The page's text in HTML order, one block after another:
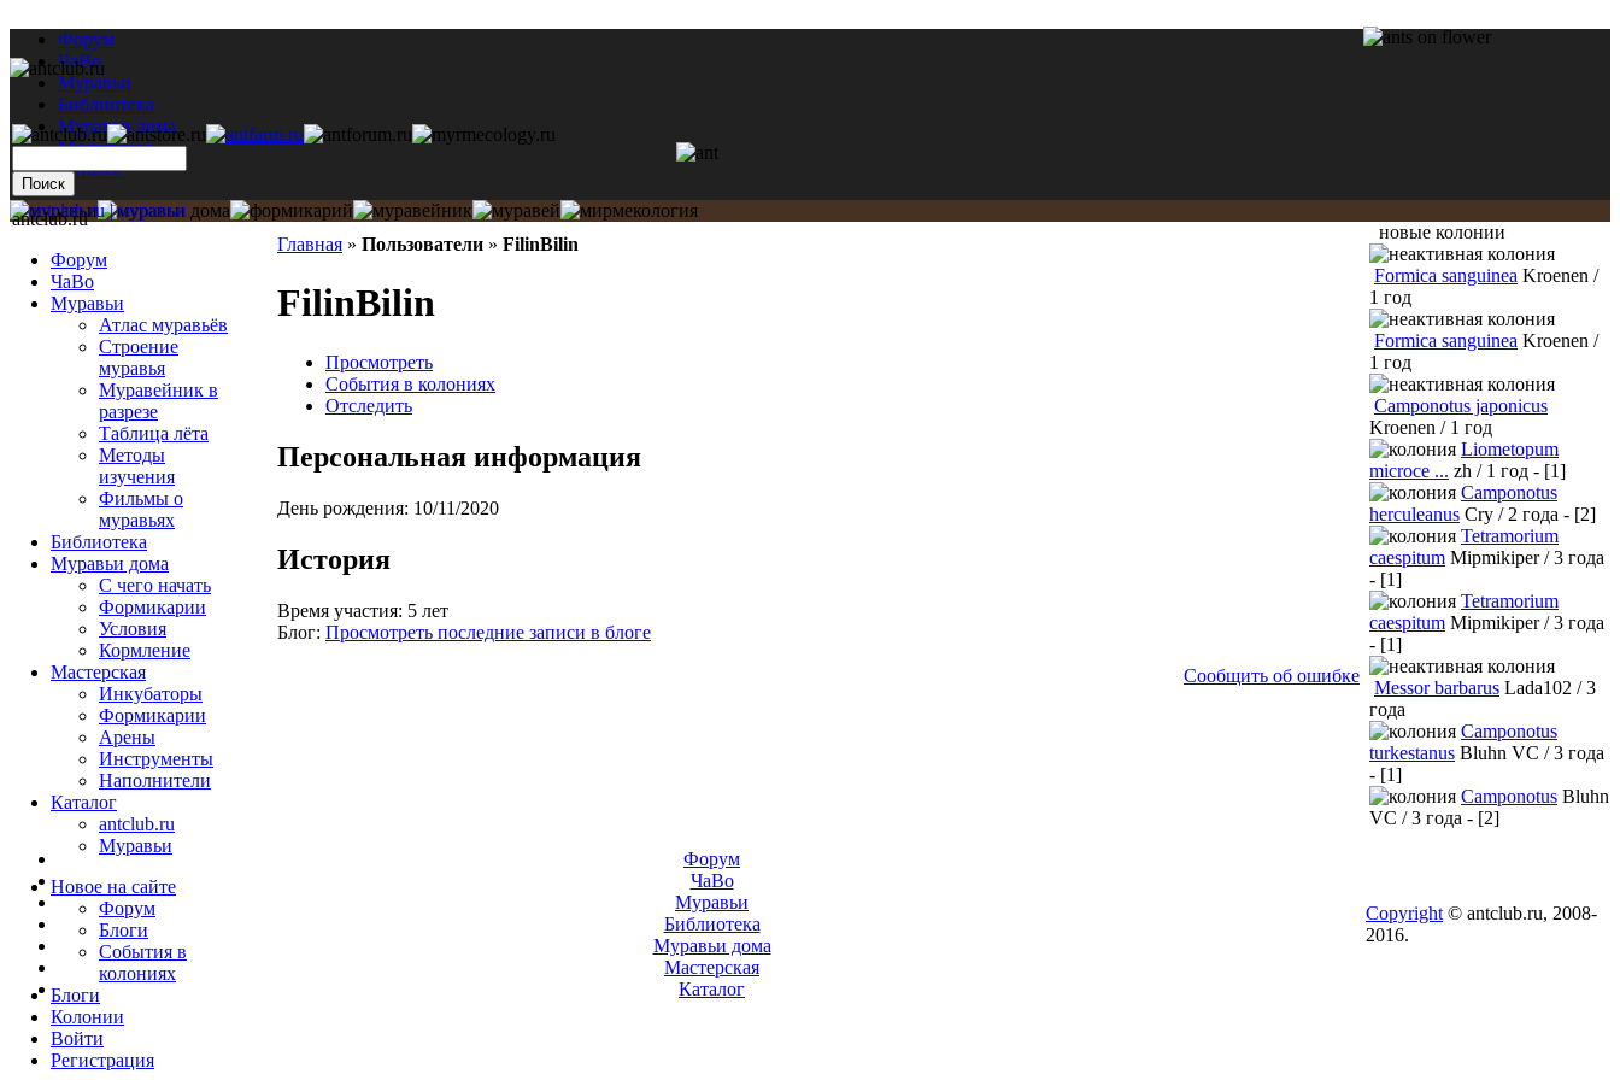
Форум
ЧаВо
Муравьи
Библиотека
Муравьи дома
Мастерская
Каталог
Главная » Пользователи » FilinBilin
FilinBilin
Просмотреть
События в колониях
Отследить
Персональная информация
День рождения: 10/11/2020
История
Время участия: 5 лет
Блог: Просмотреть последние записи в блоге
Сообщить об ошибке
antclub.ru
Форум
ЧаВо
Муравьи
Атлас муравьёв
Строение
муравья
Муравейник в
разрезе
Таблица лёта
Методы
изучения
Фильмы о
муравьях
Библиотека
Муравьи дома
С чего начать
Формикарии
Условия
Кормление
Мастерская
Инкубаторы
Формикарии
Арены
Инструменты
Наполнители
Каталог
antclub.ru
Муравьи
Новое на сайте
Форум
Блоги
События в
колониях
Блоги
Колонии
Войти
Peгиcтpaция
новые колонии
Formica sanguinea Kroenen /
1 год
Formica sanguinea Kroenen /
1 год
Camponotus japonicus
Kroenen / 1 год
Liometopum
microce ... zh / 1 год - [1]
Camponotus
herculeanus Cry / 2 года - [2]
Tetramorium
caespitum Mipmikiper / 3 года
- [1]
Tetramorium
caespitum Mipmikiper / 3 года
- [1]
Messor barbarus Lada102 / 3
года
Camponotus
turkestanus Bluhn VC / 3 года
- [1]
Camponotus Bluhn
VC / 3 года - [2]
Форум
ЧаВо
Муравьи
Библиотека
Муравьи дома
Мастерская
Каталог
Copyright © antclub.ru, 2008-
2016.